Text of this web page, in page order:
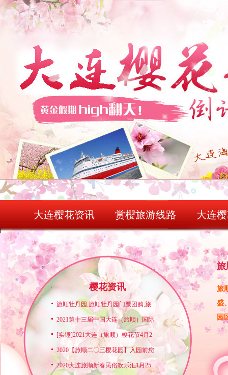
大连樱花资讯 赏樱旅游线路 大连
樱花资讯
旅顺牡丹园,旅顺牡丹园门票团购,旅
2021第十三届中国大连（旅顺）国际
[实锤]2021大连（旅顺）樱花节4月2
2020【旅顺二〇三樱花园】入园前您
2020大连旅顺新春民俗欢乐汇1月25
旅
旅
盛
园